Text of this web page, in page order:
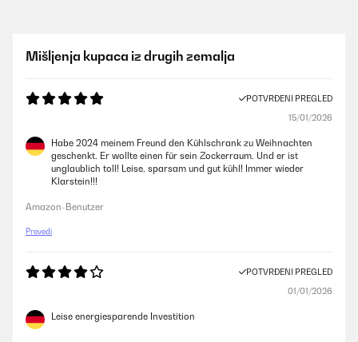
Mišljenja kupaca iz drugih zemalja
POTVRĐENI PREGLED
15/01/2026
Habe 2024 meinem Freund den Kühlschrank zu Weihnachten
geschenkt. Er wollte einen für sein Zockerraum. Und er ist
unglaublich toll! Leise, sparsam und gut kühl! Immer wieder
Klarstein!!!
Amazon-Benutzer
Prevedi
POTVRĐENI PREGLED
01/01/2026
Leise energiesparende Investition